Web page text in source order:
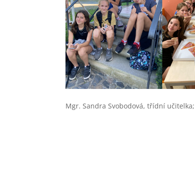
Mgr. Sandra Svobodová, třídní